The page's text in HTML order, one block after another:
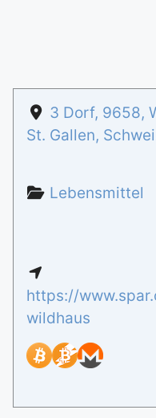
3 Dorf, 9658,
St. Gallen,
Lebensmittel
https://
wildhaus